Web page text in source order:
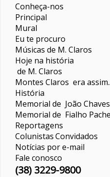
Conheça-nos
Principal
Mural
Eu te procuro
Músicas de M. Claros
Hoje na história
de M. Claros
Montes Claros era
História
Memorial de João Chaves
Memorial de Fialho
Reportagens
ColunistasConvidados
Notícias por e-mail
Fale conosco
(38) 3229-9800